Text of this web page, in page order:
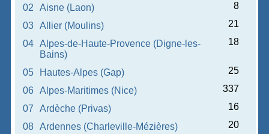
02
Aisne (Laon)
8
03
Allier (Moulins)
21
04
Alpes-de-Haute-Provence (Digne-les-
Bains)
18
05 Hautes-Alpes (Gap)
25
06
Alpes-Maritimes (Nice)
337
07
Ardèche (Privas)
16
08
Ardennes (Charleville-Mézières)
20